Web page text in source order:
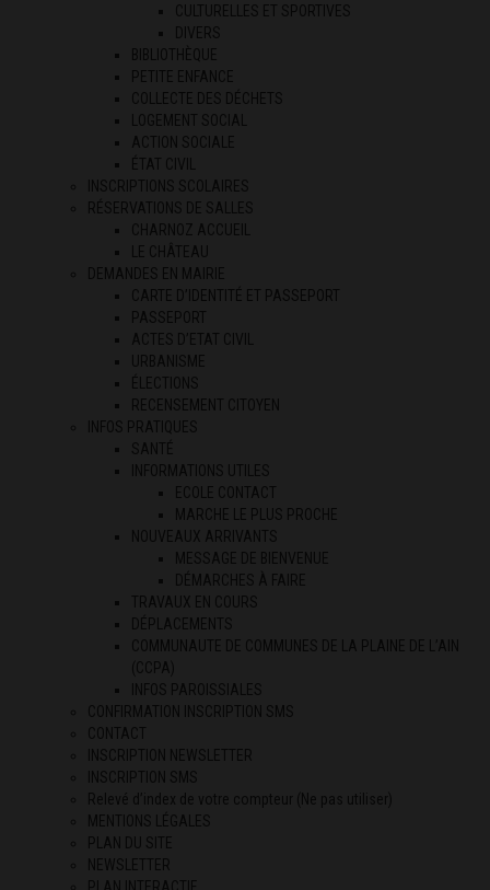
CULTURELLES ET SPORTIVES
DIVERS
BIBLIOTHÈQUE
PETITE ENFANCE
COLLECTE DES DÉCHETS
LOGEMENT SOCIAL
ACTION SOCIALE
ÉTAT CIVIL
INSCRIPTIONS SCOLAIRES
RÉSERVATIONS DE SALLES
CHARNOZ ACCUEIL
LE CHÂTEAU
DEMANDES EN MAIRIE
CARTE D’IDENTITÉ ET PASSEPORT
PASSEPORT
ACTES D’ETAT CIVIL
URBANISME
ÉLECTIONS
RECENSEMENT CITOYEN
INFOS PRATIQUES
SANTÉ
INFORMATIONS UTILES
ECOLE CONTACT
MARCHE LE PLUS PROCHE
NOUVEAUX ARRIVANTS
MESSAGE DE BIENVENUE
DÉMARCHES À FAIRE
TRAVAUX EN COURS
DÉPLACEMENTS
COMMUNAUTE DE COMMUNES DE LA PLAINE DE L’AIN
(CCPA)
INFOS PAROISSIALES
CONFIRMATION INSCRIPTION SMS
CONTACT
INSCRIPTION NEWSLETTER
INSCRIPTION SMS
Relevé d’index de votre compteur (Ne pas utiliser)
MENTIONS LÉGALES
PLAN DU SITE
NEWSLETTER
PLAN INTERACTIF